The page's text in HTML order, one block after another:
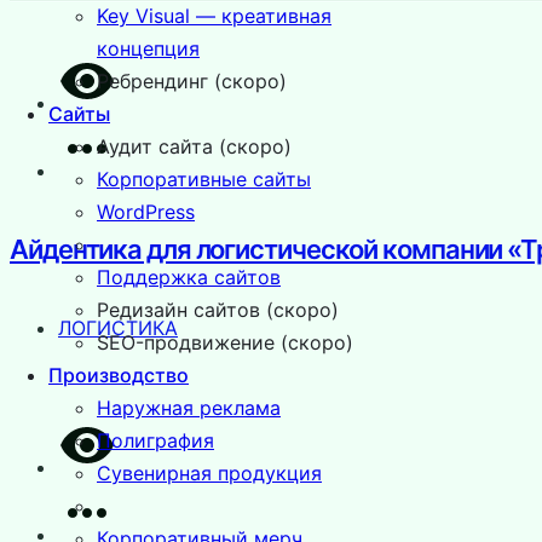
Key Visual — креативная
концепция
Ребрендинг (скоро)
Сайты
Аудит сайта (скоро)
Корпоративные сайты
WordPress
Поддержка сайтов
Редизайн сайтов (скоро)
SEO-продвижение (скоро)
Производство
Наружная реклама
Полиграфия
Сувенирная продукция
Айдентика для логистической компании
ЛОГИСТИКА